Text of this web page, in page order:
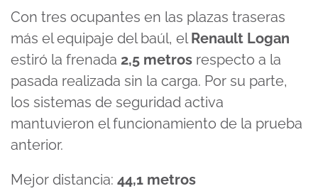
Con tres ocupantes en las plazas traseras
más el equipaje del baúl, elRenault Logan
estiró la frenada 2,5 metros respecto a la
pasada realizada sin la carga. Por su parte,
los sistemas de seguridad activa
mantuvieron el funcionamiento de la prueba
anterior.
Mejor distancia: 44,1 metros